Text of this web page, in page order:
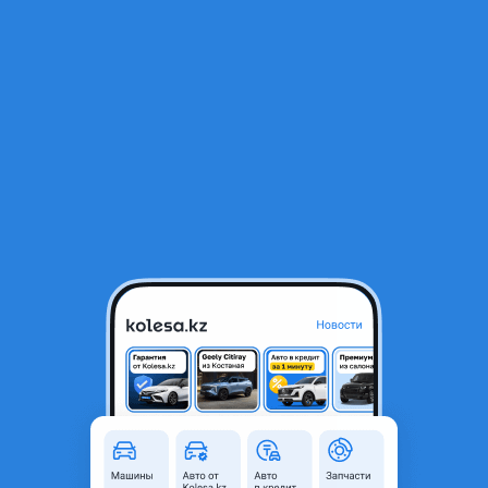
Крепление заднего бампера Toyota Camry 55 USA
Астана, Акмолинская